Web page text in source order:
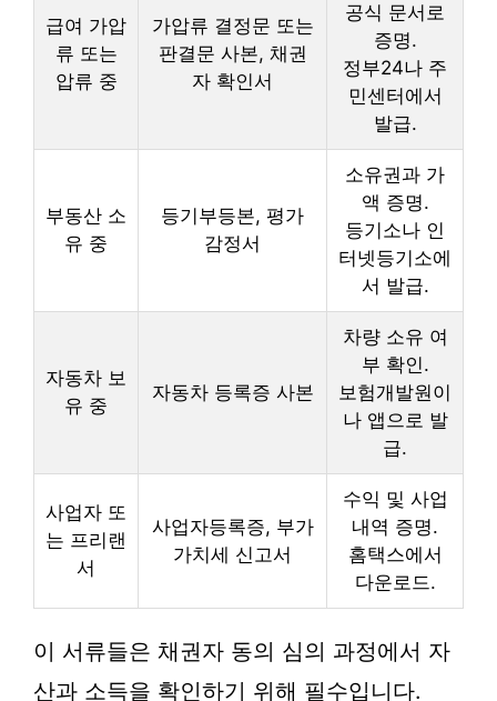
급여 가압
류 또는
압류 중
가압류 결정문 또는
판결문 사본, 채권
자 확인서
공식 문서로
증명.
정부24나 주
민센터에서
발급.
부동산 소
유 중
등기부등본, 평가
감정서
소유권과 가
액 증명.
등기소나 인
터넷등기소에
서 발급.
자동차 보
유 중
자동차 등록증 사본
차량 소유 여
부 확인.
보험개발원이
나 앱으로 발
급.
사업자 또
는 프리랜
서
사업자등록증, 부가
가치세 신고서
수익 및 사업
내역 증명.
홈택스에서
다운로드.
이 서류들은 채권자 동의 심의 과정에서 자
산과 소득을 확인하기 위해 필수입니다.